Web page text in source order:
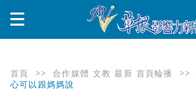
首頁 >> 合作媒體 文教 最新 首頁輪播 >>
心可以跟媽媽說